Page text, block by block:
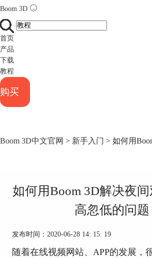
Boom 3D
首页
产品
下载
教程
购买
Boom 3D中文官网 > 新手入门 > 如何用
如何用Boom 3D解决夜
高忽低的问题
发布时间：2020-06-28 14: 15: 19
随着在线视频网站、APP的发展，